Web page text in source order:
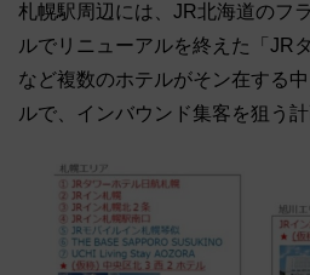
札幌駅周辺には、JR北海道のフ
ルでリニューアルを終えた「JR
など複数のホテルがそン在する
ルで、インバウンド集客を狙う計